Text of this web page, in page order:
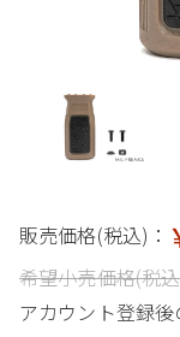
販売価格(税込)：
希望小売価格(税
アカウント登録